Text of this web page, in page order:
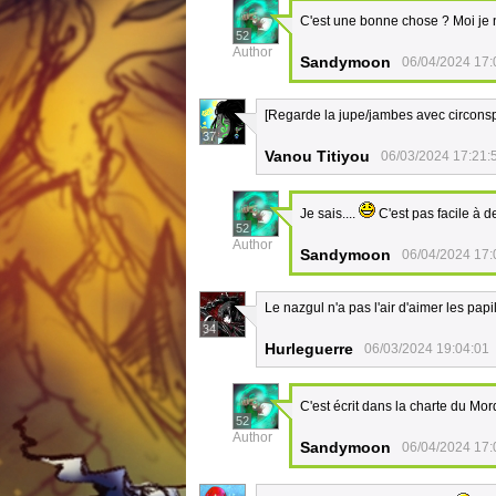
52
Author
C'est une bonne chose ? Moi
Sandymoon 06/04/2024
37
[Regarde la jupe/jambes avec
Vanou Titiyou 06/03/2024
52
Author
Je sais.... C'est pas facile à
Sandymoon 06/04/2024
34
Le nazgul n'a pas l'air d'aimer les
Hurleguerre 06/03/2024 19:04:01
52
Author
C'est écrit dans la charte du
Sandymoon 06/04/2024